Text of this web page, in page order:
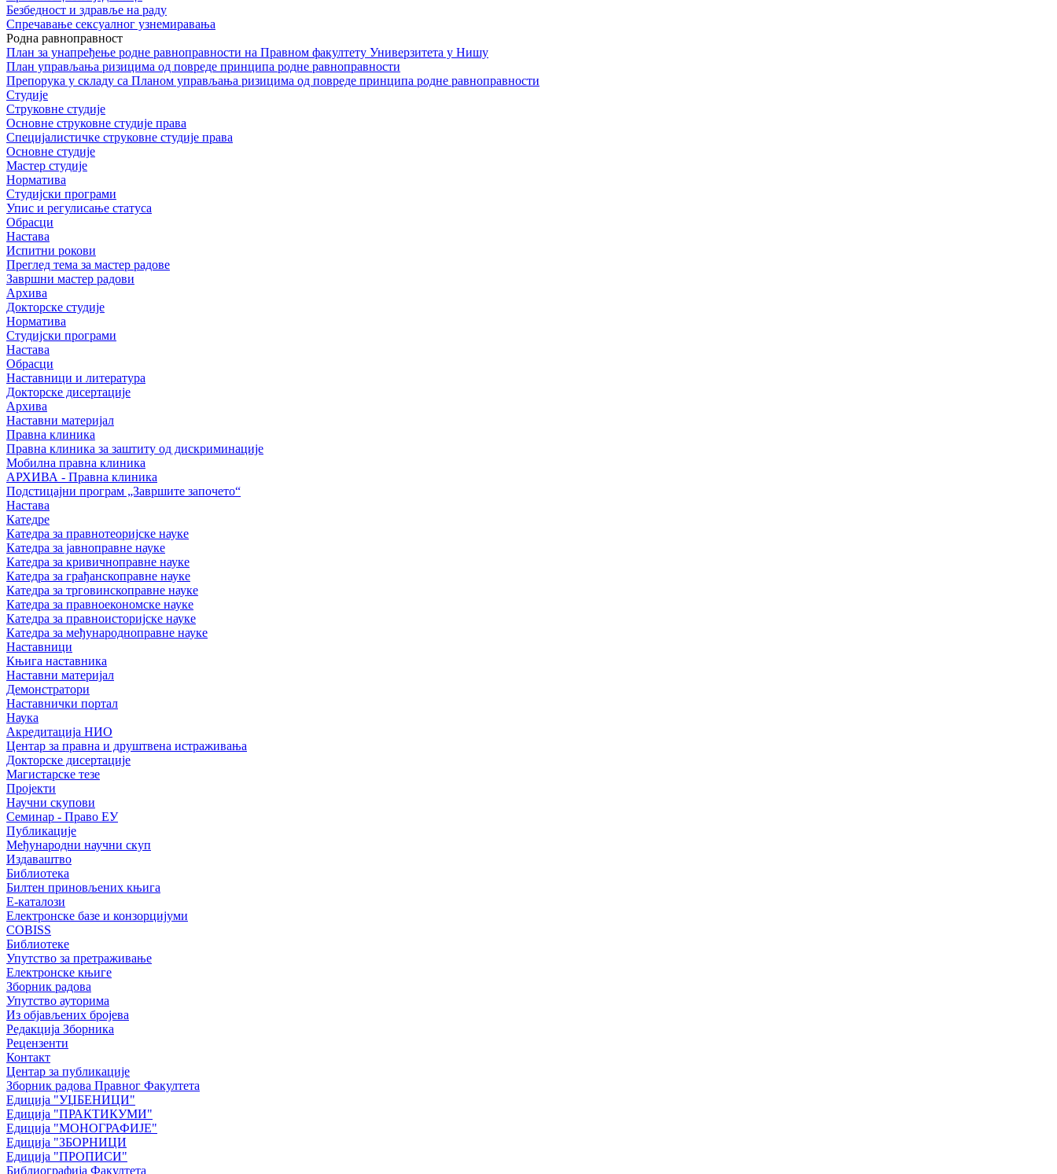
Безбедност и здравље на раду
Спречавање сексуалног узнемиравања
Родна равноправност
План за унапређење родне равноправности на Правном факултету Универзитета у Нишу
План управљања ризицима од повреде принципа родне равноправности
Препорука у складу са Планом управљања ризицима од повреде принципа родне равноправности
Студије
Струковне студије
Основне струковне студије права
Специјалистичке струковне студије права
Основне студије
Мастер студије
Норматива
Студијски програми
Упис и регулисање статуса
Обрасци
Настава
Испитни рокови
Преглед тема за мастер радове
Завршни мастер радови
Архива
Докторске студије
Норматива
Студијски програми
Настава
Обрасци
Наставници и литература
Докторске дисертације
Архива
Наставни материјал
Правна клиника
Правна клиника за заштиту од дискриминације
Мобилна правна клиника
АРХИВА - Правна клиника
Подстицајни програм „Завршите започето“
Настава
Катедре
Катедра за правнотеоријске науке
Катедра за јавноправне науке
Катедра за кривичноправне науке
Катедра за грађанскоправне науке
Катедра за трговинскоправне науке
Катедра за правноекономске науке
Катедра за правноисторијске науке
Катедра за међународноправне науке
Наставници
Књига наставника
Наставни материјал
Демонстратори
Наставнички портал
Наука
Акредитација НИО
Центар за правна и друштвена истраживања
Докторске дисертације
Магистарске тезе
Пројекти
Научни скупови
Семинар - Право ЕУ
Публикације
Међународни научни скуп
Издаваштво
Библиотека
Билтен приновљених књига
Е-каталози
Електронске базе и конзорцијуми
COBISS
Библиотеке
Упутство за претраживање
Електронске књиге
Зборник радова
Упутство ауторима
Из објављених бројева
Редакција Зборника
Рецензенти
Контакт
Центар за публикације
Зборник радова Правног Факултета
Едиција "УЏБЕНИЦИ"
Едиција "ПРАКТИКУМИ"
Едиција "МОНОГРАФИЈЕ"
Едиција "ЗБОРНИЦИ
Едиција "ПРОПИСИ"
Библиографија Факултета